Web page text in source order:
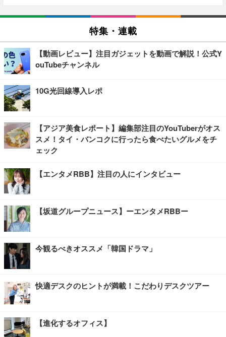
特集・連載
【動画レビュー】注目ガジェットを動画で解説！公式Y
ouTubeチャンネル
10G光回線導入レポ
【アジア美食レポート】編集部注目のYouTuberがオス
スメ！タイ・バンコクに行ったら食べたいグルメをチ
ェック
【エンタメRBB】注目の人にインタビュー
【坂道グループニュース】ーエンタメRBBー
今観るべきオススメ「韓国ドラマ」
快適デスクのヒントが満載！こだわりデスクツアー
【進化するオフィス】